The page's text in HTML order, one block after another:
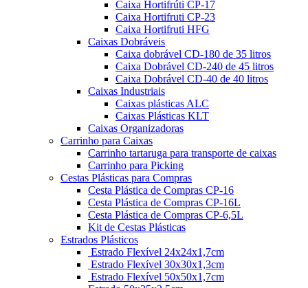
Caixa Hortifrúti CP-17
Caixa Hortifruti CP-23
Caixa Hortifruti HFG
Caixas Dobráveis
Caixa dobrável CD-180 de 35 litros
Caixa Dobrável CD-240 de 45 litros
Caixa Dobrável CD-40 de 40 litros
Caixas Industriais
Caixas plásticas ALC
Caixas Plásticas KLT
Caixas Organizadoras
Carrinho para Caixas
Carrinho tartaruga para transporte de caixas
Carrinho para Picking
Cestas Plásticas para Compras
Cesta Plástica de Compras CP-16
Cesta Plástica de Compras CP-16L
Cesta Plástica de Compras CP-6,5L
Kit de Cestas Plásticas
Estrados Plásticos
Estrado Flexível 24x24x1,7cm
Estrado Flexível 30x30x1,3cm
Estrado Flexível 50x50x1,7cm